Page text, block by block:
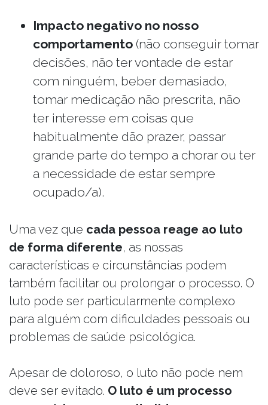
Impacto negativo no nosso
comportamento (não conseguir tomar
decisões, não ter vontade de estar
com ninguém, beber demasiado,
tomar medicação não prescrita, não
ter interesse em coisas que
habitualmente dão prazer, passar
grande parte do tempo a chorar ou ter
a necessidade de estar sempre
ocupado/a).
Uma vez que cada pessoa reage ao luto
de forma diferente, as nossas
características e circunstâncias podem
também facilitar ou prolongar o processo. O
luto pode ser particularmente complexo
para alguém com dificuldades pessoais ou
problemas de saúde psicológica.
Apesar de doloroso, o luto não pode nem
deve ser evitado. O luto é um processo